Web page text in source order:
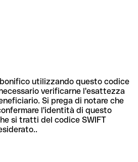
utilizzando questo codice
verificarne l'esattezza
Si prega di notare che
l'identità di questo
si tratti del codice SWIFT